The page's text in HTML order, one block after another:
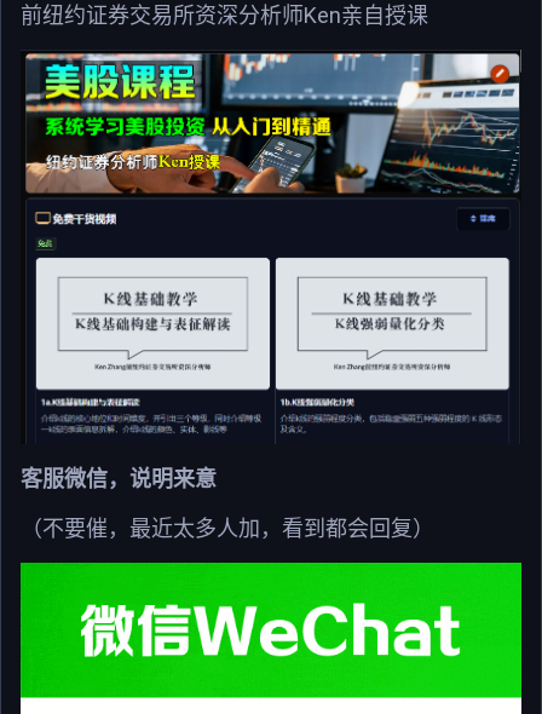
前纽约证券交易所资深分析师Ken亲自授课
客服微信，说明来意
（不要催，最近太多人加，看到都会回复）